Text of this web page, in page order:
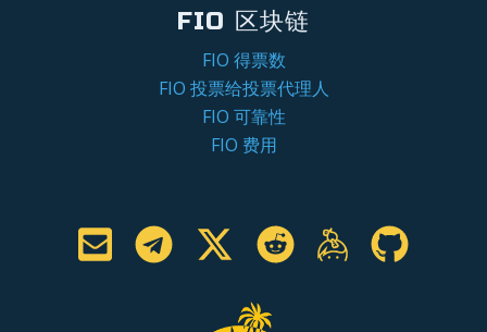
FIO 区块链
FIO 得票数
FIO 投票给投票代理人
FIO 可靠性
FIO 费用